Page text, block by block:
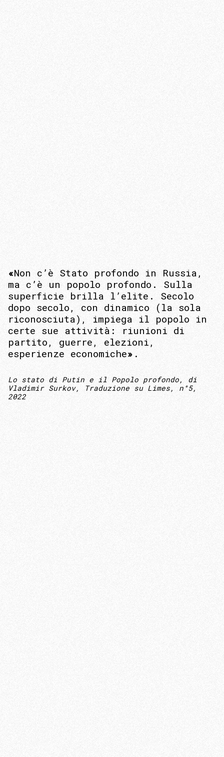
«Non c’è Stato profondo in Russia,
ma c’è un popolo profondo. Sulla
superficie brilla l’elite. Secolo
dopo secolo, con dinamico (la sola
riconosciuta), impiega il popolo in
certe sue attività: riunioni di
partito, guerre, elezioni,
esperienze economiche» .
Lo stato di Putin e il Popolo profondo, di
Vladimir Surkov, Traduzione suLimes, n°5,
2022